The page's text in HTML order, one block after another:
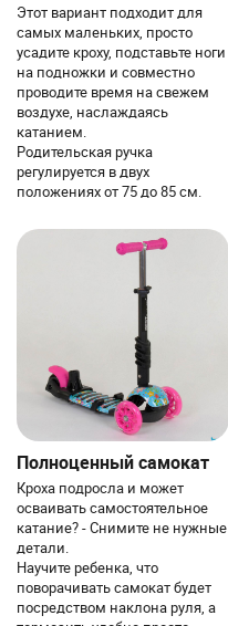
Этот вариант подходит для
самых маленьких, просто
усадите кроху, подставьте ноги
на подножки и совместно
проводите время на свежем
воздухе, наслаждаясь
катанием.
Родительская ручка
регулируется в двух
положениях от 75 до 85 см.
Полноценный самокат
Кроха подросла и может
осваивать самостоятельное
катание? - Снимите не нужные
детали.
Научите ребенка, что
поворачивать самокат будет
посредством наклона руля, а